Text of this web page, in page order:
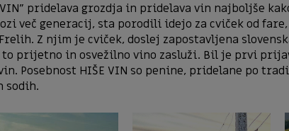
pridelava grozdja in pridelava vin najboljše
več generacij, sta porodili idejo za cviček od
Z njim je cviček, doslej zapostavljena
to prijetno in osvežilno vino zasluži. Bil je prvi
Posebnost HIŠE VIN so penine, pridelane po
sodih.